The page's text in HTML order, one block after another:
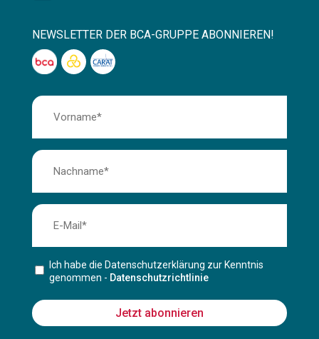
NEWSLETTER DER BCA-GRUPPE ABONNIEREN!
Ich habe die Datenschutzerklärung zur Kenntnis
genommen - Datenschutzrichtlinie
Jetzt abonnieren